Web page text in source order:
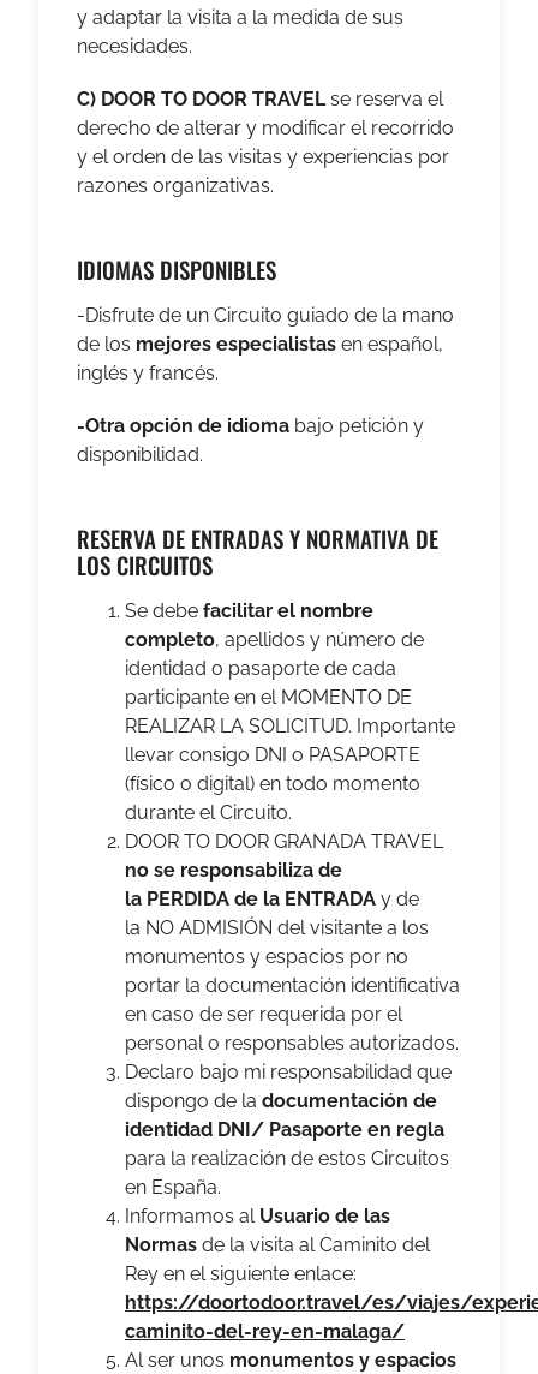
y adaptar la visita a la medida de sus
necesidades.
C) DOOR TO DOOR TRAVELse reserva el
derecho de alterar y modificar el recorrido
y el orden de las visitas y experiencias por
razones organizativas.
IDIOMAS DISPONIBLES
-Disfrute de un Circuito guiado de la mano
de los mejores especialistas en español,
inglés y francés.
-Otra opción de idioma bajo petición y
disponibilidad.
RESERVA DE ENTRADAS Y NORMATIVA DE
LOS CIRCUITOS
Se debe facilitar el nombre
completo, apellidos y número de
identidad o pasaporte de cada
participante en el MOMENTO DE
REALIZAR LA SOLICITUD. Importante
llevar consigo DNI o PASAPORTE
(físico o digital) en todo momento
durante el Circuito.
DOOR TO DOOR GRANADA TRAVEL
no se responsabiliza de
la PERDIDA de la ENTRADA y de
la NO ADMISIÓN del visitante a los
monumentos y espacios por no
portar la documentación identificativa
en caso de ser requerida por el
personal o responsables autorizados.
Declaro bajo mi responsabilidad que
dispongo de la documentación de
identidad DNI/ Pasaporte en regla
para la realización de estos Circuitos
en España.
Informamos al Usuario de las
Normas de la visita al Caminito del
Rey en el siguiente enlace:
https://doortodoor.travel/es/viajes/
caminito-del-rey-en-malaga/
Al ser unos monumentos y espacios